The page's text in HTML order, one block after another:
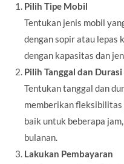
Pilih Tipe Mobil
Tentukan jenis mobil
dengan sopir atau lepas
dengan kapasitas dan
Pilih Tanggal dan Durasi
Tentukan tanggal dan
memberikan fleksibilitas
baik untuk beberapa
bulanan.
Lakukan Pembayaran